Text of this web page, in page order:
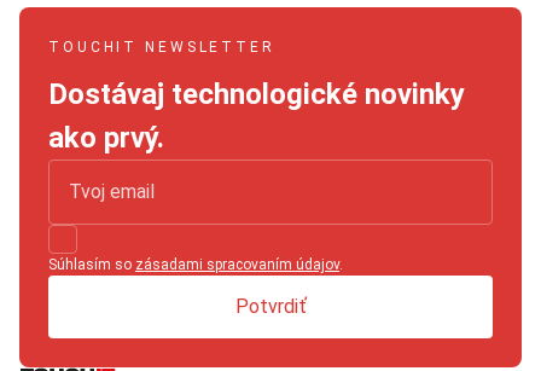
TOUCHIT NEWSLETTER
Dostávaj technologické novinky
ako prvý.
Súhlasím so zásadami spracovaním údajov.
Potvrdiť